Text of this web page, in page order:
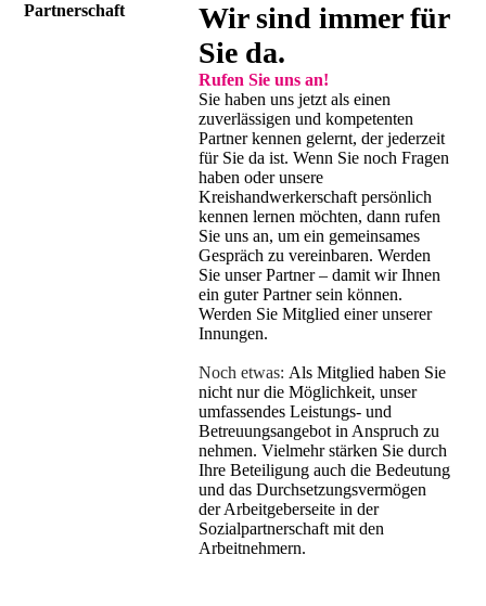
Partnerschaft
Wir sind immer für
Sie da.
Rufen Sie uns an!
Sie haben uns jetzt als einen
zuverlässigen und kompetenten
Partner kennen gelernt, der jederzeit
für Sie da ist. Wenn Sie noch Fragen
haben oder unsere
Kreishandwerkerschaft persönlich
kennen lernen möchten, dann rufen
Sie uns an, um ein gemeinsames
Gespräch zu vereinbaren. Werden
Sie unser Partner – damit wir Ihnen
ein guter Partner sein können.
Werden Sie Mitglied einer unserer
Innungen.
Noch etwas: Als Mitglied haben Sie
nicht nur die Möglichkeit, unser
umfassendes Leistungs- und
Betreuungsangebot in Anspruch zu
nehmen. Vielmehr stärken Sie durch
Ihre Beteiligung auch die Bedeutung
und das Durchsetzungsvermögen
der Arbeitgeberseite in der
Sozialpartnerschaft mit den
Arbeitnehmern.